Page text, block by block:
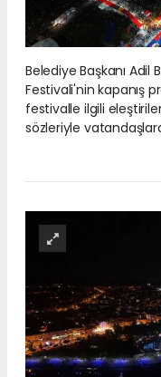
Belediye Başkanı Adil
Festivali'nin kapanış
festivalle ilgili
sözleriyle